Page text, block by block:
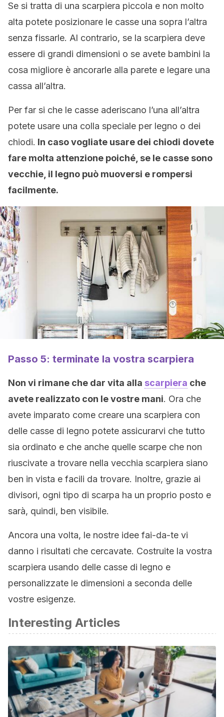
Se si tratta di una scarpiera piccola e non molto
alta potete posizionare le casse una sopra l’altra
senza fissarle. Al contrario, se la scarpiera deve
essere di grandi dimensioni o se avete bambini la
cosa migliore è ancorarle alla parete e legare una
cassa all’altra.
Per far si che le casse aderiscano l’una all’altra
potete usare una colla speciale per legno o dei
chiodi. In caso vogliate usare dei chiodi dovete
fare molta attenzione poiché, se le casse sono
vecchie, il legno può muoversi e rompersi
facilmente.
Passo 5: terminate la vostra scarpiera
Non vi rimane che dar vita alla scarpiera che
avete realizzato con le vostre mani. Ora che
avete imparato come creare una scarpiera con
delle casse di legno potete assicurarvi che tutto
sia ordinato e che anche quelle scarpe che non
riuscivate a trovare nella vecchia scarpiera siano
ben in vista e facili da trovare. Inoltre, grazie ai
divisori, ogni tipo di scarpa ha un proprio posto e
sarà, quindi, ben visibile.
Ancora una volta, le nostre idee fai-da-te vi
danno i risultati che cercavate. Costruite la vostra
scarpiera usando delle casse di legno e
personalizzate le dimensioni a seconda delle
vostre esigenze.
Interesting Articles